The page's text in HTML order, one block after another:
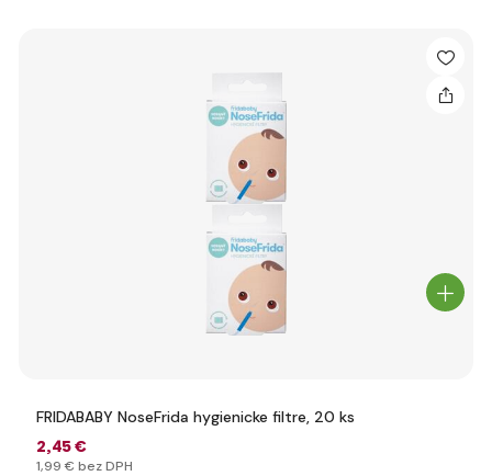
FRIDABABY NoseFrida hygienicke filtre, 20 ks
2,45 €
1,99 € bez DPH